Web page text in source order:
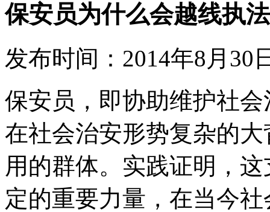
保安员为什么会越线执法
发布时间：2014年8月30
保安员，即协助维护社
在社会治安形势复杂的
用的群体。实践证明，
定的重要力量，在当今